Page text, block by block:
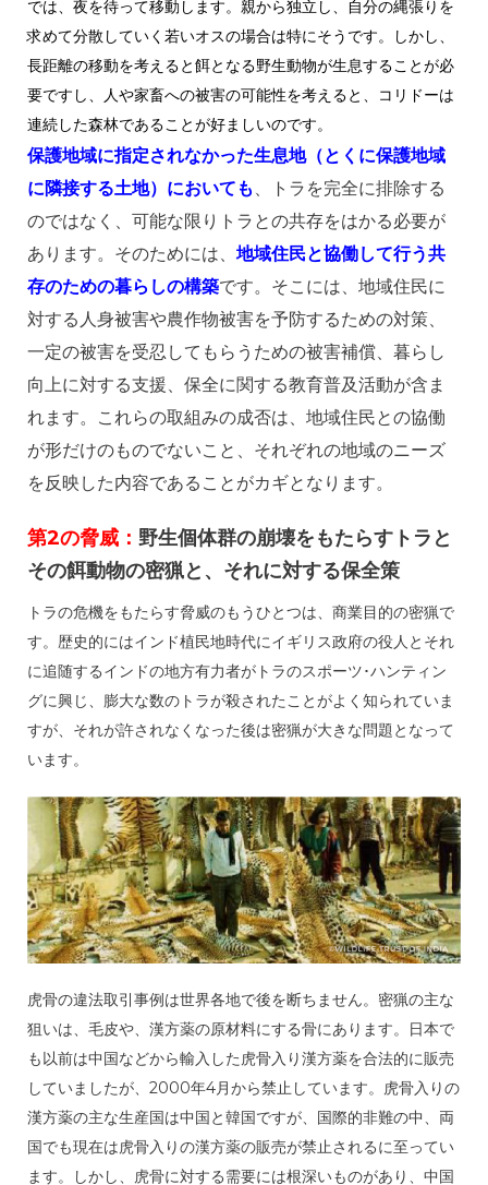
では、夜を待って移動します。親から独立し、自分の縄張りを
求めて分散していく若いオスの場合は特にそうです。しかし、
長距離の移動を考えると餌となる野生動物が生息することが必
要ですし、人や家畜への被害の可能性を考えると、コリドーは
連続した森林であることが好ましいのです。
保護地域に指定されなかった生息地（とくに保護地域
に隣接する土地）においても 、トラを完全に排除する
のではなく、可能な限りトラとの共存をはかる必要が
あります。そのためには、 地域住民と協働して行う共
存のための暮らしの構築です。そこには、地域住民に
対する人身被害や農作物被害を予防するための対策、
一定の被害を受忍してもらうための被害補償、暮らし
向上に対する支援、保全に関する教育普及活動が含ま
れます。これらの取組みの成否は、地域住民との協働
が形だけのものでないこと、それぞれの地域のニーズ
を反映した内容であることがカギとなります。
第2の脅威： 野生個体群の崩壊をもたらすトラと
その餌動物の密猟と、それに対する保全策
トラの危機をもたらす脅威のもうひとつは、商業目的の密猟で
す。歴史的にはインド植民地時代にイギリス政府の役人とそれ
に追随するインドの地方有力者がトラのスポーツ･ハンティン
グに興じ、膨大な数のトラが殺されたことがよく知られていま
すが、それが許されなくなった後は密猟が大きな問題となって
います。
虎骨の違法取引事例は世界各地で後を断ちません。密猟の主な
狙いは、毛皮や、漢方薬の原材料にする骨にあります。日本で
も以前は中国などから輸入した虎骨入り漢方薬を合法的に販売
していましたが、2000年4月から禁止しています。虎骨入りの
漢方薬の主な生産国は中国と韓国ですが、国際的非難の中、両
国でも現在は虎骨入りの漢方薬の販売が禁止されるに至ってい
ます。しかし、虎骨に対する需要には根深いものがあり、中国